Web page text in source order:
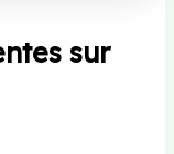
sur